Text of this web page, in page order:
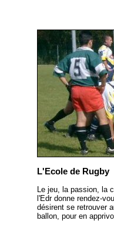
L'Ecole de Rugby
Le jeu, la passion, la
l'Edr donne rendez-
désirent se retrouver
ballon, pour en